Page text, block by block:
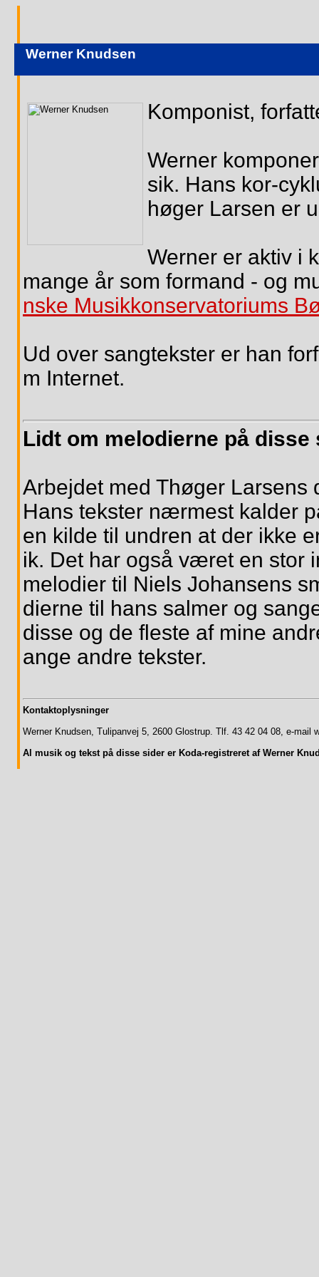
Werner Knudsen
Komponist,
Werner
sik. Hans kor-
høger Larsen er
Werner er aktiv i
mange år som formand - og
nske Musikkonservatoriums
Ud over sangtekster er han
m Internet.
Lidt om melodierne på disse
Arbejdet med Thøger
Hans tekster nærmest kalder
en kilde til undren at der ikke
ik. Det har også været en stor
melodier til Niels Johansens
dierne til hans salmer og
disse og de fleste af mine
ange andre tekster.
Kontaktoplysninger
Werner Knudsen, Tulipanvej 5, 2600 Glostrup. Tlf. 43 42 04 08, e-mail
Al musik og tekst på disse sider er Koda-registreret af Werner